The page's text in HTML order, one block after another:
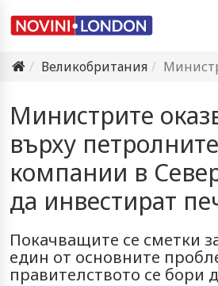
Великобритания
Министрите оказват
Министрите
върху
компании в
да инвестират
Покачващите се сметки
един от основните
правителството се бори